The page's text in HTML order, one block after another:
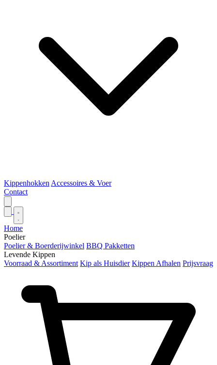
Kippenhokken Accessoires & Voer
Contact
Home
Poelier
Poelier & Boerderijwinkel BBQ Pakketten
Levende Kippen
Voorraad & Assortiment Kip als Huisdier Kippen Afhalen Prijsvraag